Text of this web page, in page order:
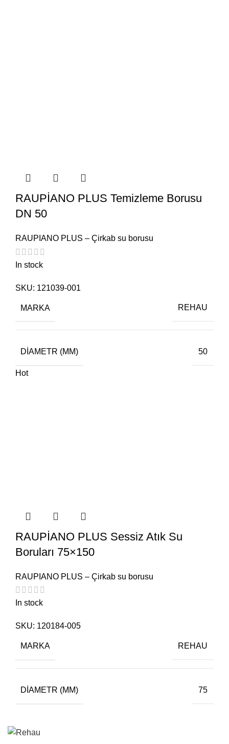
RAUPİANO PLUS Temizleme Borusu
DN 50
RAUPIANO PLUS – Çirkab su borusu
In stock
SKU: 121039-001
MARKA REHAU
DIAMETR (MM) 50
Hot
RAUPİANO PLUS Sessiz Atık Su
Boruları 75×150
RAUPIANO PLUS – Çirkab su borusu
In stock
SKU: 120184-005
MARKA REHAU
DIAMETR (MM) 75